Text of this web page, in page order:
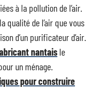
à la pollution de l’air.
qualité de l’air que vous
d’un purificateur d’air.
nantais le
un ménage.
pour construire